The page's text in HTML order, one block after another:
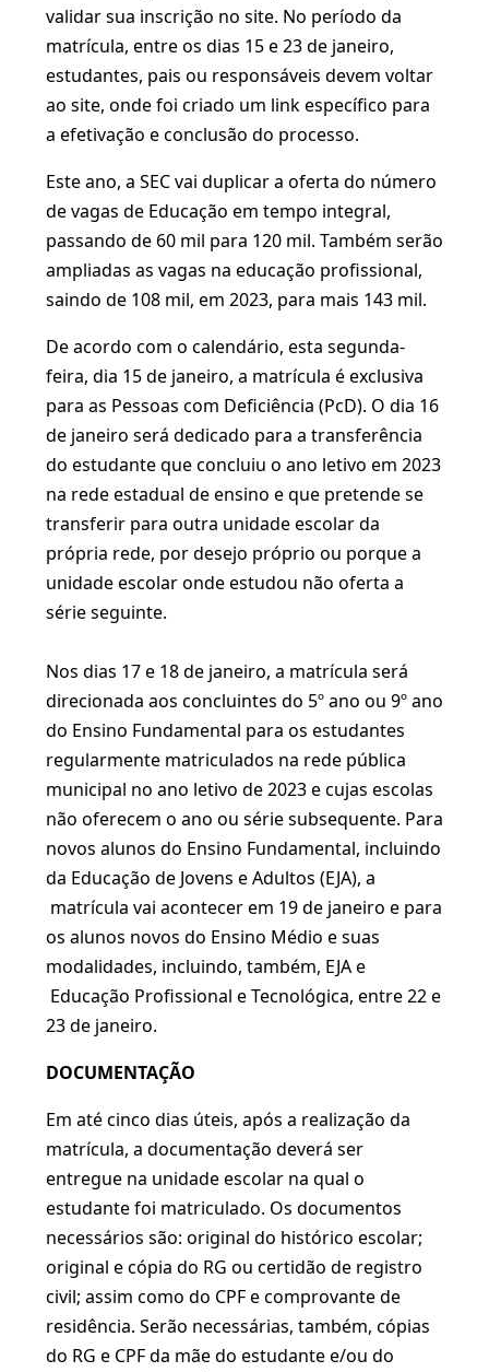
validar sua inscrição no site. No período da
matrícula, entre os dias 15 e 23 de janeiro,
estudantes, pais ou responsáveis devem voltar
ao site, onde foi criado um link específico para
a efetivação e conclusão do processo.
Este ano, a SEC vai duplicar a oferta do número
de vagas de Educação em tempo integral,
passando de 60 mil para 120 mil. Também serão
ampliadas as vagas na educação profissional,
saindo de 108 mil, em 2023, para mais 143 mil.
De acordo com o calendário, esta segunda-
feira, dia 15 de janeiro, a matrícula é exclusiva
para as Pessoas com Deficiência (PcD). O dia 16
de janeiro será dedicado para a transferência
do estudante que concluiu o ano letivo em 2023
na rede estadual de ensino e que pretende se
transferir para outra unidade escolar da
própria rede, por desejo próprio ou porque a
unidade escolar onde estudou não oferta a
série seguinte.
Nos dias 17 e 18 de janeiro, a matrícula será
direcionada aos concluintes do 5º ano ou 9º ano
do Ensino Fundamental para os estudantes
regularmente matriculados na rede pública
municipal no ano letivo de 2023 e cujas escolas
não oferecem o ano ou série subsequente. Para
novos alunos do Ensino Fundamental, incluindo
da Educação de Jovens e Adultos (EJA), a
matrícula vai acontecer em 19 de janeiro e para
os alunos novos do Ensino Médio e suas
modalidades, incluindo, também, EJA e
Educação Profissional e Tecnológica, entre 22 e
23 de janeiro.
DOCUMENTAÇÃO
Em até cinco dias úteis, após a realização da
matrícula, a documentação deverá ser
entregue na unidade escolar na qual o
estudante foi matriculado. Os documentos
necessários são: original do histórico escolar;
original e cópia do RG ou certidão de registro
civil; assim como do CPF e comprovante de
residência. Serão necessárias, também, cópias
do RG e CPF da mãe do estudante e/ou do